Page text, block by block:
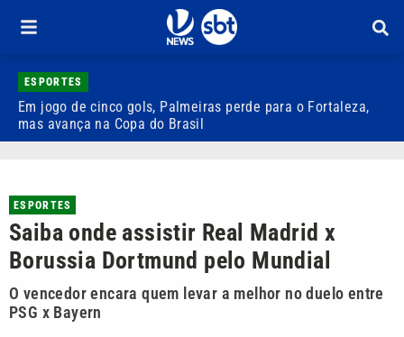
ESPORTES
Em jogo de cinco gols, Palmeiras perde para o Fortaleza,
mas avança na Copa do Brasil
ESPORTES
Saiba onde assistir Real Madrid x
Borussia Dortmund pelo Mundial
O vencedor encara quem levar a melhor no duelo entre
PSG x Bayern